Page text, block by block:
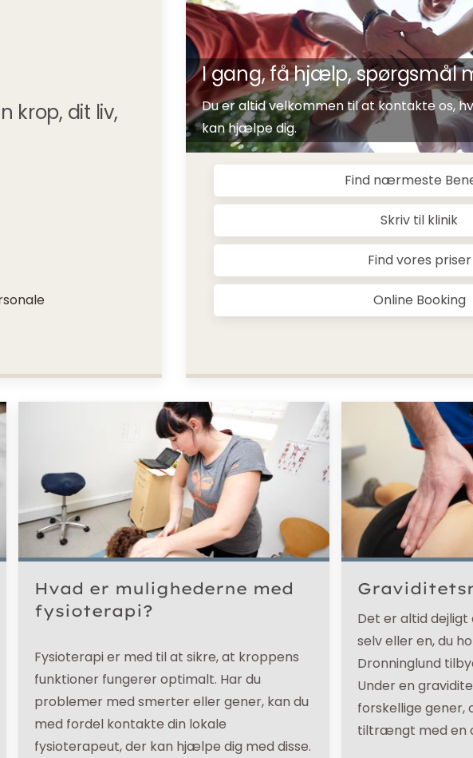
krop, dit liv,
I gang, få hjælp, spørgsmål
Du er altid velkommen til at kontakte os,
kan hjælpe dig.
Find nærmeste
Skriv til klinik
Find vores priser
Online Booking
Hvad er mulighederne med
fysioterapi?
Fysioterapi er med til at sikre, at kroppens
funktioner fungerer optimalt. Har du
problemer med smerter eller gener, kan du
med fordel kontakte din lokale
fysioterapeut, der kan hjælpe dig med disse.
Det er altid
selv eller en, du
Dronninglund
Under en
forskellige
tiltrængt med en